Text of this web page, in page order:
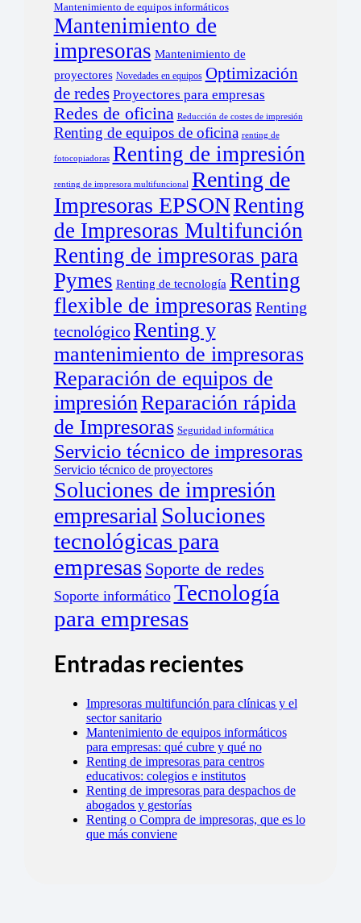
Mantenimiento de equipos informáticos
Mantenimiento de
impresoras Mantenimiento de
proyectores Novedades en equipos Optimización
de redes Proyectores para empresas
Redes de oficina Reducción de costes de impresión
Renting de equipos de oficina renting de
fotocopiadoras Renting de impresión
renting de impresora multifuncional Renting de
Impresoras EPSONRenting
de Impresoras Multifunción
Renting de impresoras para
Pymes Renting de tecnología Renting
flexible de impresoras Renting
tecnológico Renting y
mantenimiento de impresoras
Reparación de equipos de
impresiónReparación rápida
de Impresoras Seguridad informática
Servicio técnico de impresoras
Servicio técnico de proyectores
Soluciones de impresión
empresarial Soluciones
tecnológicas para
empresas Soporte de redes
Soporte informático Tecnología
para empresas
Entradas recientes
Impresoras multifunción para clínicas y el
sector sanitario
Mantenimiento de equipos informáticos
para empresas: qué cubre y qué no
Renting de impresoras para centros
educativos: colegios e institutos
Renting de impresoras para despachos de
abogados y gestorías
Renting o Compra de impresoras, que es lo
que más conviene